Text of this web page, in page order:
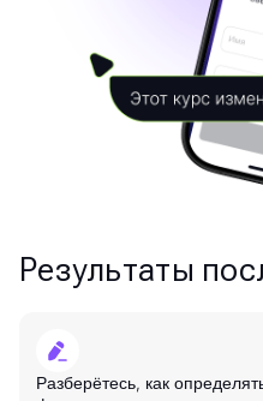
Результаты
Разберётесь, как